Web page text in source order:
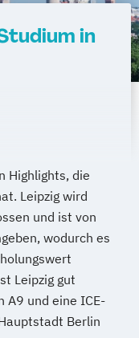
in
Highlights, die
Leipzig wird
und ist von
wodurch es
Leipzig gut
A9 und eine ICE-
Berlin